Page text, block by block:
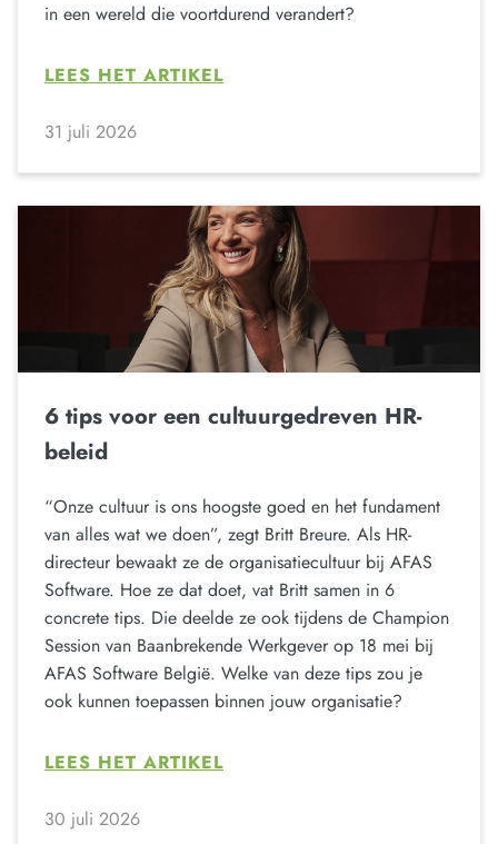
in een wereld die voortdurend verandert?
LEES HET ARTIKEL
31 juli 2026
6 tips voor een cultuurgedreven HR-
beleid
“Onze cultuur is ons hoogste goed en het fundament
van alles wat we doen”, zegt Britt Breure. Als HR-
directeur bewaakt ze de organisatiecultuur bij AFAS
Software. Hoe ze dat doet, vat Britt samen in 6
concrete tips. Die deelde ze ook tijdens de Champion
Session van Baanbrekende Werkgever op 18 mei bij
AFAS Software België. Welke van deze tips zou je
ook kunnen toepassen binnen jouw organisatie?
LEES HET ARTIKEL
30 juli 2026